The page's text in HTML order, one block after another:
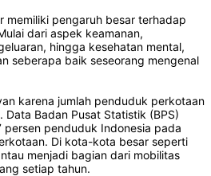
memiliki pengaruh besar terhadap
dari aspek keamanan,
hingga kesehatan mental,
seberapa baik seseorang mengenal
karena jumlah penduduk perkotaan
Badan Pusat Statistik (BPS)
penduduk Indonesia pada
Di kota-kota besar seperti
menjadi bagian dari mobilitas
setiap tahun.